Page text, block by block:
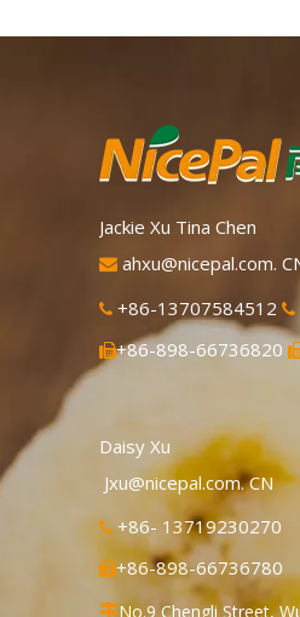
Jackie Xu Tina Chen
 ahxu@nicepal.com.
 +86-13707584512 
+86-898-66736820
Daisy Xu
Jxu@nicepal.com. CN
 +86- 13719230270
+86-898-66736780
No.9 Chengli Street,